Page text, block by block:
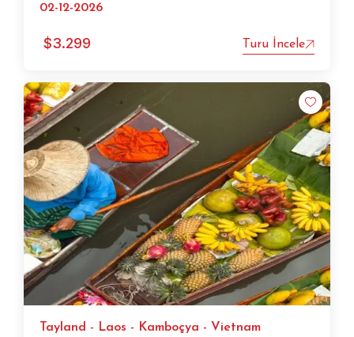
02-12-2026
$3.299 Turu İncele
Tayland - Laos - Kamboçya - Vietnam